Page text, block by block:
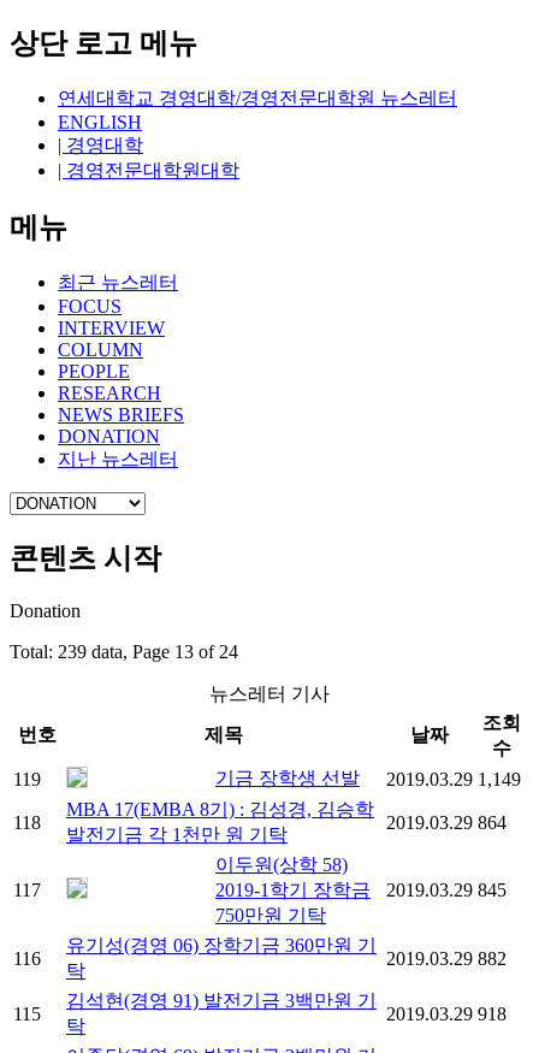
상단 로고 메뉴
연세대학교 경영대학/경영전문대학원 뉴스레터
ENGLISH
| 경영대학
| 경영전문대학원대학
메뉴
최근 뉴스레터
FOCUS
INTERVIEW
COLUMN
PEOPLE
RESEARCH
NEWS BRIEFS
DONATION
지난 뉴스레터
콘텐츠 시작
Donation
Total: 239 data, Page 13 of 24
뉴스레터 기사
번호
제목 날짜
조회
수
119
기금 장학생 선발 2019.03.29 1,149
118
MBA 17(EMBA 8기) : 김성경, 김승학
발전기금 각 1천만 원 기탁
2019.03.29 864
117
이두원(상학 58)
2019-1학기 장학금
750만원 기탁
2019.03.29 845
116
유기성(경영 06) 장학기금 360만원 기
탁
2019.03.29 882
115
김석현(경영 91) 발전기금 3백만원 기
탁
2019.03.29 918